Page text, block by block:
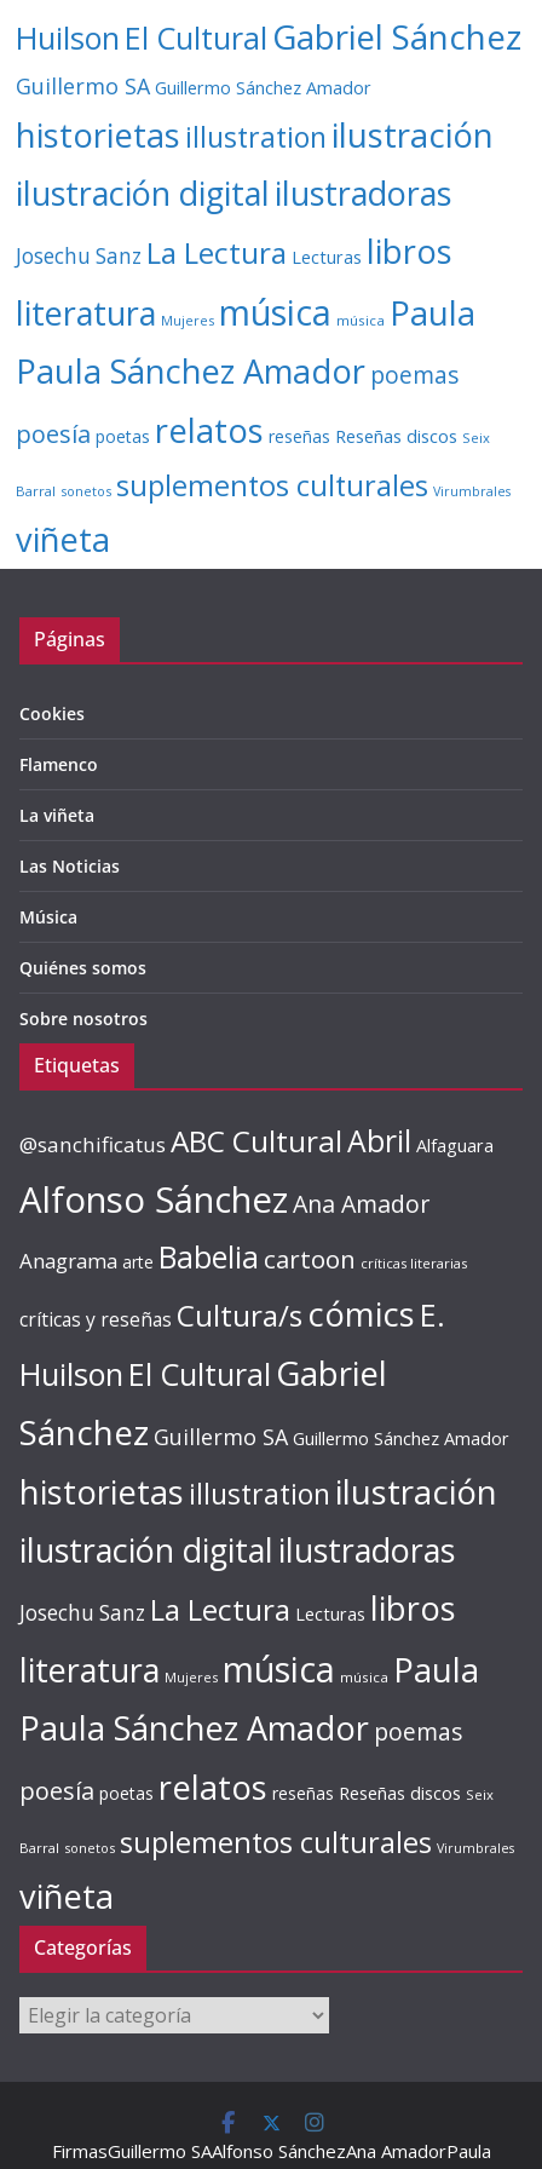
Huilson El Cultural Gabriel Sánchez
Guillermo SA Guillermo Sánchez Amador
historietas illustration ilustración
ilustración digital ilustradoras
Josechu Sanz La Lectura Lecturas libros
literatura Mujeres música música Paula
Paula Sánchez Amador poemas
poesía poetas relatos reseñas Reseñas discos Seix
Barral sonetos suplementos culturales Virumbrales
viñeta
Páginas
Cookies
Flamenco
La viñeta
Las Noticias
Música
Quiénes somos
Sobre nosotros
Etiquetas
@sanchificatus ABC CulturalAbril Alfaguara
Alfonso SánchezAna Amador
Anagrama arte Babelia cartoon críticas literarias
críticas y reseñas Cultura/s cómics E.
Huilson El Cultural Gabriel
Sánchez Guillermo SA Guillermo Sánchez Amador
historietas illustration ilustración
ilustración digital ilustradoras
Josechu Sanz La Lectura Lecturas libros
literatura Mujeres música música Paula
Paula Sánchez Amador poemas
poesía poetas relatos reseñas Reseñas discos Seix
Barral sonetos suplementos culturales Virumbrales
viñeta
Categorías
Categorías
FirmasGuillermo SAAlfonso SánchezAna AmadorPaula